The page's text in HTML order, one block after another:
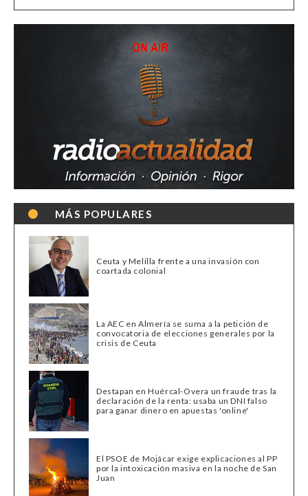
MÁS POPULARES
Ceuta y Melilla frente a una invasión con
coartada colonial
La AEC en Almería se suma a la petición de
convocatoria de elecciones generales por la
crisis de Ceuta
Destapan en Huércal-Overa un fraude tras la
declaración de la renta: usaba un DNI falso
para ganar dinero en apuestas 'online'
El PSOE de Mojácar exige explicaciones al PP
por la intoxicación masiva en la noche de San
Juan